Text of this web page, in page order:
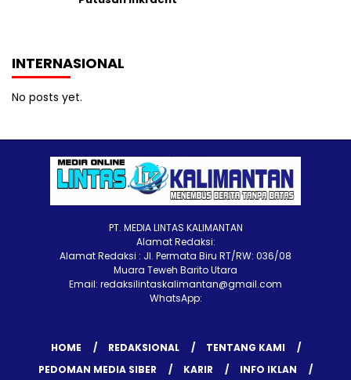
INTERNASIONAL
No posts yet.
PT. MEDIA LINTAS KALIMANTAN
Alamat Redaksi:
Alamat Redaksi : Jl. Permata Biru RT/RW: 036/08
Muara Teweh Barito Utara
Email: redaksilintaskalimantan@gmail.com
WhatsApp:
HOME REDAKSIONAL
TENTANG KAMI
PEDOMAN MEDIA SIBER
KARIR INFO IKLAN